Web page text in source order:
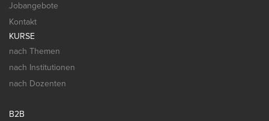
Jobangebote
Kontakt
KURSE
nach Themen
nach Institutionen
nach Dozenten
B2B